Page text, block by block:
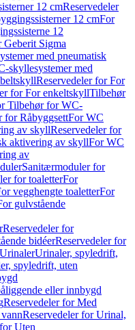
12 cmReservedeler
12 cmFor
12
Sigma
med pneumatisk
skyllesystemer med
Reservedeler for For
for For enkeltskyllTilbehør
Tilbehør for WC-
for RåbyggsettFor WC
av skyllReservedeler for
aktivering av skyllFor WC
av
Sanitærmoduler for
for toaletterFor
vegghengte toaletterFor
gulvstående
Reservedeler for
bidéerReservedeler for
UrinalerUrinaler, spyledrift,
spyledrift, uten
eller innbygd
Reservedeler for Med
Reservedeler for Urinal,
Uten